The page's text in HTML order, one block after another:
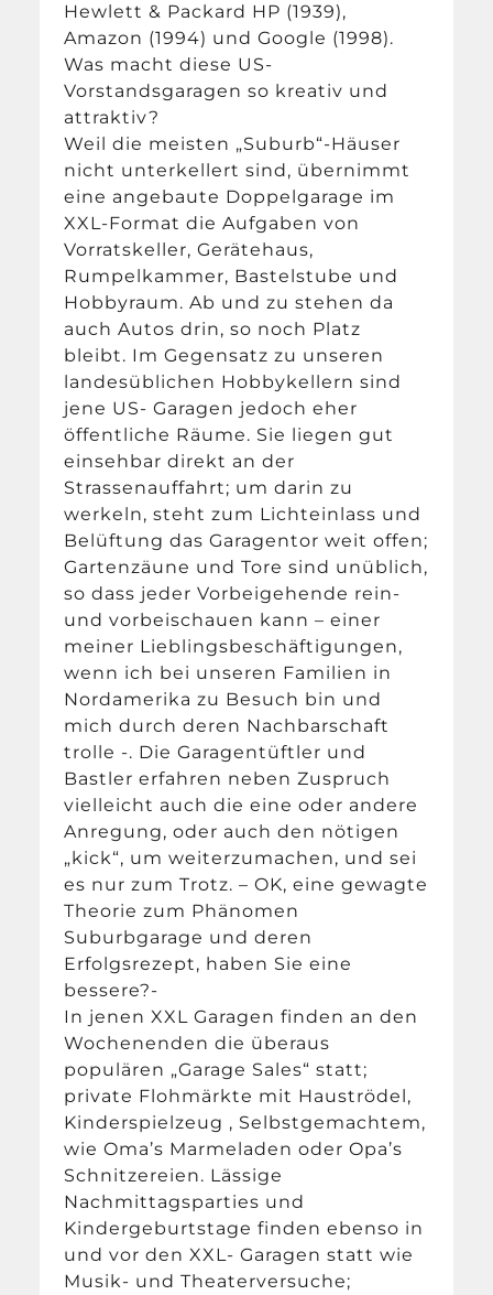
Hewlett & Packard HP (1939),
Amazon (1994) und Google (1998).
Was macht diese US-
Vorstandsgaragen so kreativ und
attraktiv?
Weil die meisten „Suburb“-Häuser
nicht unterkellert sind, übernimmt
eine angebaute Doppelgarage im
XXL-Format die Aufgaben von
Vorratskeller, Gerätehaus,
Rumpelkammer, Bastelstube und
Hobbyraum. Ab und zu stehen da
auch Autos drin, so noch Platz
bleibt. Im Gegensatz zu unseren
landesüblichen Hobbykellern sind
jene US- Garagen jedoch eher
öffentliche Räume. Sie liegen gut
einsehbar direkt an der
Strassenauffahrt; um darin zu
werkeln, steht zum Lichteinlass und
Belüftung das Garagentor weit offen;
Gartenzäune und Tore sind unüblich,
so dass jeder Vorbeigehende rein-
und vorbeischauen kann – einer
meiner Lieblingsbeschäftigungen,
wenn ich bei unseren Familien in
Nordamerika zu Besuch bin und
mich durch deren Nachbarschaft
trolle -. Die Garagentüftler und
Bastler erfahren neben Zuspruch
vielleicht auch die eine oder andere
Anregung, oder auch den nötigen
„kick“, um weiterzumachen, und sei
es nur zum Trotz. – OK, eine gewagte
Theorie zum Phänomen
Suburbgarage und deren
Erfolgsrezept, haben Sie eine
bessere?-
In jenen XXL Garagen finden an den
Wochenenden die überaus
populären „Garage Sales“ statt;
private Flohmärkte mit Hauströdel,
Kinderspielzeug , Selbstgemachtem,
wie Oma’s Marmeladen oder Opa’s
Schnitzereien. Lässige
Nachmittagsparties und
Kindergeburtstage finden ebenso in
und vor den XXL- Garagen statt wie
Musik- und Theaterversuche;